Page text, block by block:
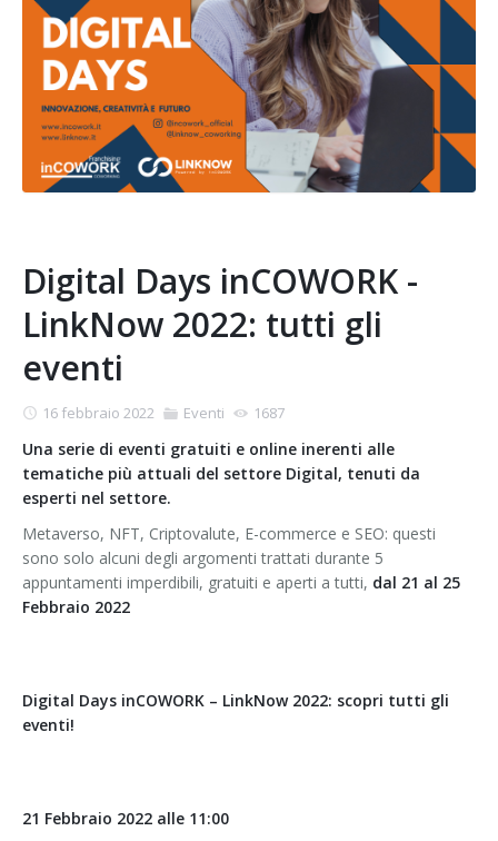
Digital Days inCOWORK -
LinkNow 2022: tutti gli
eventi
16 febbraio 2022 Eventi 1687
Una serie di eventi gratuiti e online inerenti alle
tematiche più attuali del settore Digital, tenuti da
esperti nel settore.
Metaverso, NFT, Criptovalute, E-commerce e SEO: questi
sono solo alcuni degli argomenti trattati durante 5
appuntamenti imperdibili, gratuiti e aperti a tutti, dal 21 al 25
Febbraio 2022
Digital Days inCOWORK – LinkNow 2022: scopri tutti gli
eventi!
21 Febbraio 2022 alle 11:00